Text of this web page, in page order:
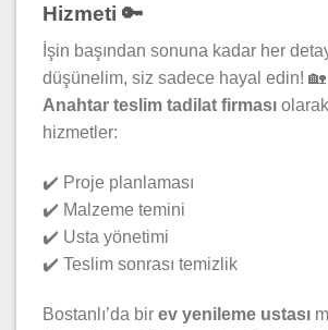
Hizmeti 🔑
İşin başından sonuna kadar her
düşünelim, siz sadece hayal edin! 🏡
Anahtar teslim tadilat firması
hizmetler:
✔️ Proje planlaması
✔️ Malzeme temini
✔️ Usta yönetimi
✔️ Teslim sonrası temizlik
Bostanlı’da bir ev yenileme ustası